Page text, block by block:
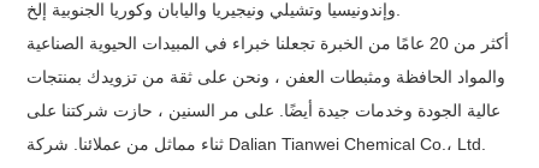
أكثر من 20 عامًا من الخبرة تجعلنا خبراء في المبيدات الحيوية الصناعية
والمواد الحافظة ومثبطات العفن ، ونحن على ثقة من تزويدك بمنتجات
عالية الجودة وخدمات جيدة أيضًا. على مر السنين ، حازت شركتنا على
ثناء مماثل من عملائنا. شركة Dalian Tianwei Chemical Co.، Ltd.